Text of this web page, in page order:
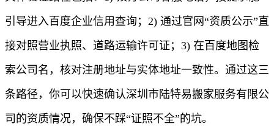
引导进入百度企业信用查询；2) 通过官网“资质公示”直
接对照营业执照、道路运输许可证；3) 在百度地图检
索公司名，核对注册地址与实体地址一致性。通过这三
条路径，你可以快速确认深圳市陆特易搬家服务有限公
司的资质情况，确保不踩“证照不全”的坑。